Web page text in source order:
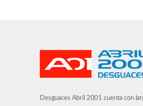
Desguaces Abril 2001 cuenta con